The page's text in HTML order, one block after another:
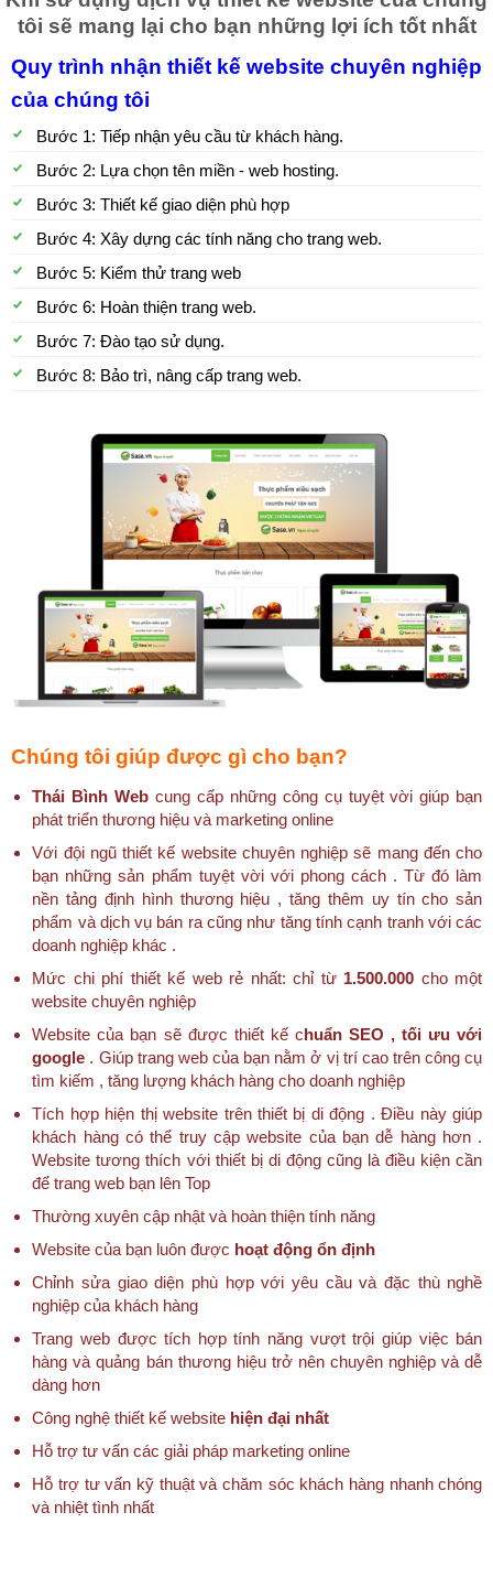
tôi sẽ mang lại cho bạn những lợi ích tốt nhất
Quy trình nhận thiết kế website chuyên nghiệp
của chúng tôi
Bước 1: Tiếp nhận yêu cầu từ khách hàng.
Bước 2: Lựa chọn tên miền - web hosting.
Bước 3: Thiết kế giao diện phù hợp
Bước 4: Xây dựng các tính năng cho trang web.
Bước 5: Kiểm thử trang web
Bước 6: Hoàn thiện trang web.
Bước 7: Đào tạo sử dụng.
Bước 8: Bảo trì, nâng cấp trang web.
Chúng tôi giúp được gì cho bạn?
Thái Bình Web cung cấp những công cụ tuyệt vời giúp bạn
phát triển thương hiệu và marketing online
Với đội ngũ thiết kế website chuyên nghiệp sẽ mang đến cho
bạn những sản phẩm tuyệt vời với phong cách . Từ đó làm
nền tảng định hình thương hiệu , tăng thêm uy tín cho sản
phẩm và dịch vụ bán ra cũng như tăng tính cạnh tranh với các
doanh nghiệp khác .
Mức chi phí thiết kế web rẻ nhất: chỉ từ 1.500.000 cho một
website chuyên nghiệp
Website của bạn sẽ được thiết kế chuẩn SEO , tối ưu với
google . Giúp trang web của bạn nằm ở vị trí cao trên công cụ
tìm kiếm , tăng lượng khách hàng cho doanh nghiệp
Tích hợp hiện thị website trên thiết bị di động . Điều này giúp
khách hàng có thể truy cập website của bạn dễ hàng hơn .
Website tương thích với thiết bị di động cũng là điều kiện cần
để trang web bạn lên Top
Thường xuyên cập nhật và hoàn thiện tính năng
Website của bạn luôn được hoạt động ổn định
Chỉnh sửa giao diện phù hợp với yêu cầu và đặc thù nghề
nghiệp của khách hàng
Trang web được tích hợp tính năng vượt trội giúp việc bán
hàng và quảng bán thương hiệu trở nên chuyên nghiệp và dễ
dàng hơn
Công nghệ thiết kế website hiện đại nhất
Hỗ trợ tư vấn các giải pháp marketing online
Hỗ trợ tư vấn kỹ thuật và chăm sóc khách hàng nhanh chóng
và nhiệt tình nhất